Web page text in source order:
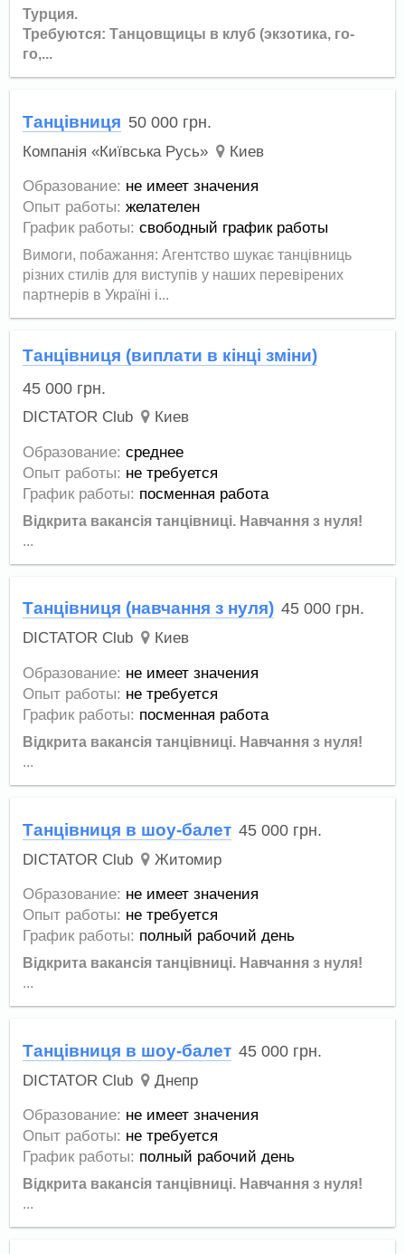
Турция.
Требуются: Танцовщицы в клуб (экзотика, го-
го,...
Танцівниця 50 000 грн.
Компанія «Київська Русь» Киев
Образование: не имеет значения
Опыт работы: желателен
График работы: свободный график работы
Вимоги, побажання: Агентство шукає танцівниць
різних стилів для виступів у наших перевірених
партнерів в Україні і...
Танцівниця (виплати в кінці зміни)
45 000 грн.
DICTATOR Club Киев
Образование: среднее
Опыт работы: не требуется
График работы: посменная работа
Відкрита вакансія танцівниці. Навчання з нуля!
...
Танцівниця (навчання з нуля) 45 000 грн.
DICTATOR Club Киев
Образование: не имеет значения
Опыт работы: не требуется
График работы: посменная работа
Відкрита вакансія танцівниці. Навчання з нуля!
...
Танцівниця в шоу-балет 45 000 грн.
DICTATOR Club Житомир
Образование: не имеет значения
Опыт работы: не требуется
График работы: полный рабочий день
Відкрита вакансія танцівниці. Навчання з нуля!
...
Танцівниця в шоу-балет 45 000 грн.
DICTATOR Club Днепр
Образование: не имеет значения
Опыт работы: не требуется
График работы: полный рабочий день
Відкрита вакансія танцівниці. Навчання з нуля!
...